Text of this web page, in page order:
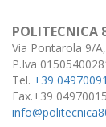
POLITECNICA
Via Pontarola 9/
P.Iva
Tel. +39
Fax.+39